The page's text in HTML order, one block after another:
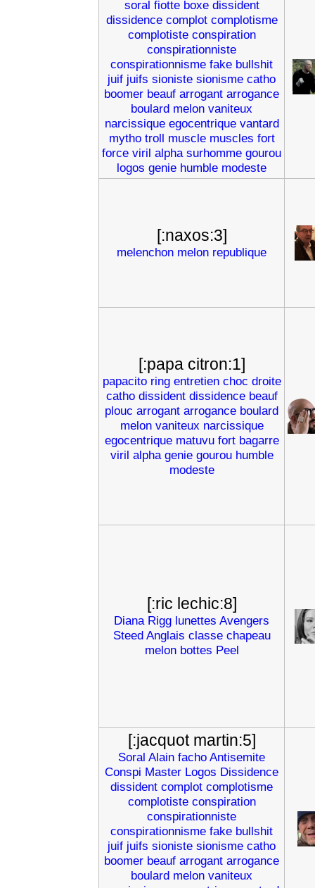
soral fiotte boxe dissident
dissidence complot complotisme
complotiste conspiration
conspirationniste
conspirationnisme fake bullshit
juif juifs sioniste sionisme catho
boomer beauf arrogant arrogance
boulard melon vaniteux
narcissique egocentrique vantard
mytho troll muscle muscles fort
force viril alpha surhomme gourou
logos genie humble modeste
[:naxos:3]
melenchon melon republique
[:papa citron:1]
papacito ring entretien choc droite
catho dissident dissidence beauf
plouc arrogant arrogance boulard
melon vaniteux narcissique
egocentrique matuvu fort bagarre
viril alpha genie gourou humble
modeste
[:ric lechic:8]
Diana Rigg lunettes Avengers
Steed Anglais classe chapeau
melon bottes Peel
[:jacquot martin:5]
Soral Alain facho Antisemite
Conspi Master Logos Dissidence
dissident complot complotisme
complotiste conspiration
conspirationniste
conspirationnisme fake bullshit
juif juifs sioniste sionisme catho
boomer beauf arrogant arrogance
boulard melon vaniteux